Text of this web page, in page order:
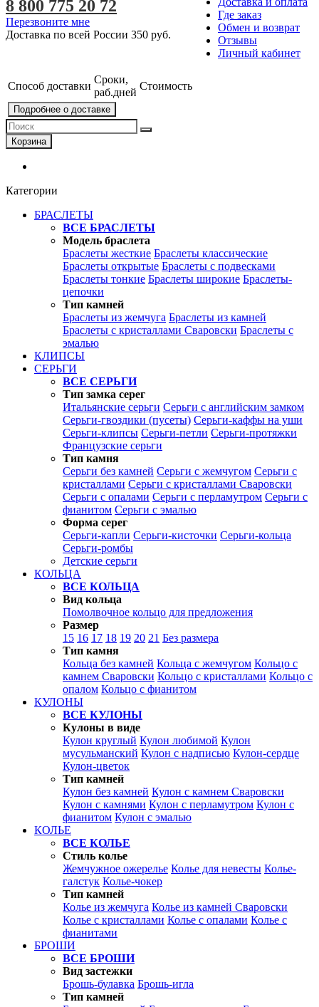
Где заказ
Обмен и возврат
Отзывы
Личный кабинет
8 800 775 20 72
Перезвоните мне
Доставка по всей России 350 руб.
Способ доставки
Сроки,
раб.дней
Стоимость
Подробнее о доставке
Корзина
Категории
БРАСЛЕТЫ
ВСЕ БРАСЛЕТЫ
Модель браслета
Браслеты жесткие Браслеты классические
Браслеты открытые Браслеты с подвесками
Браслеты тонкие Браслеты широкие Браслеты-
цепочки
Тип камней
Браслеты из жемчуга Браслеты из камней
Браслеты с кристаллами Сваровски Браслеты с
эмалью
КЛИПСЫ
СЕРЬГИ
ВСЕ СЕРЬГИ
Тип замка серег
Итальянские серьги Серьги с английским замком
Серьги-гвоздики (пусеты) Серьги-каффы на уши
Серьги-клипсы Серьги-петли Серьги-протяжки
Французские серьги
Тип камня
Серьги без камней Серьги с жемчугом Серьги с
кристаллами Серьги с кристаллами Сваровски
Серьги с опалами Серьги с перламутром Серьги с
фианитом Серьги с эмалью
Форма серег
Серьги-капли Серьги-кисточки Серьги-кольца
Серьги-ромбы
Детские серьги
КОЛЬЦА
ВСЕ КОЛЬЦА
Вид кольца
Помолвочное кольцо для предложения
Размер
15 16 17 18 19 20 21 Без размера
Тип камня
Кольца без камней Кольца с жемчугом Кольцо с
камнем Сваровски Кольцо с кристаллами Кольцо с
опалом Кольцо с фианитом
КУЛОНЫ
ВСЕ КУЛОНЫ
Кулоны в виде
Кулон круглый Кулон любимой Кулон
мусульманский Кулон с надписью Кулон-сердце
Кулон-цветок
Тип камней
Кулон без камней Кулон с камнем Сваровски
Кулон с камнями Кулон с перламутром Кулон с
фианитом Кулон с эмалью
КОЛЬЕ
ВСЕ КОЛЬЕ
Стиль колье
Жемчужное ожерелье Колье для невесты Колье-
галстук Колье-чокер
Тип камней
Колье из жемчуга Колье из камней Сваровски
Колье с кристаллами Колье с опалами Колье с
фианитами
БРОШИ
ВСЕ БРОШИ
Вид застежки
Брошь-булавка Брошь-игла
Тип камней